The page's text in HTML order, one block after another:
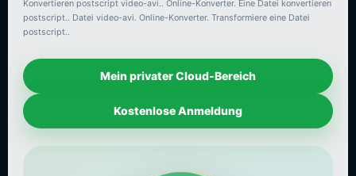
Konvertieren postscript video-avi.. Online-Konverter. Eine Datei konvertieren
postscript.. Datei video-avi. Online-Konverter. Transformiere eine Datei
postscript..
Mein privater Cloud-Bereich
Kostenlose Anmeldung